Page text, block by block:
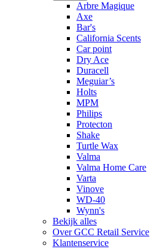
Arbre Magique
Axe
Bar's
California Scents
Car point
Dry Ace
Duracell
Meguiar’s
Holts
MPM
Philips
Protecton
Shake
Turtle Wax
Valma
Valma Home Care
Varta
Vinove
WD-40
Wynn's
Bekijk alles
Over GCC Retail Service
Klantenservice